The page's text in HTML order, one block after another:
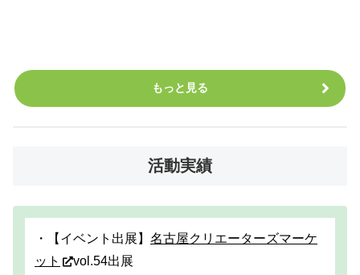
もっと見る
活動実績
・【イベント出展】 名古屋クリエーターズマーケ
ット
vol.54出展